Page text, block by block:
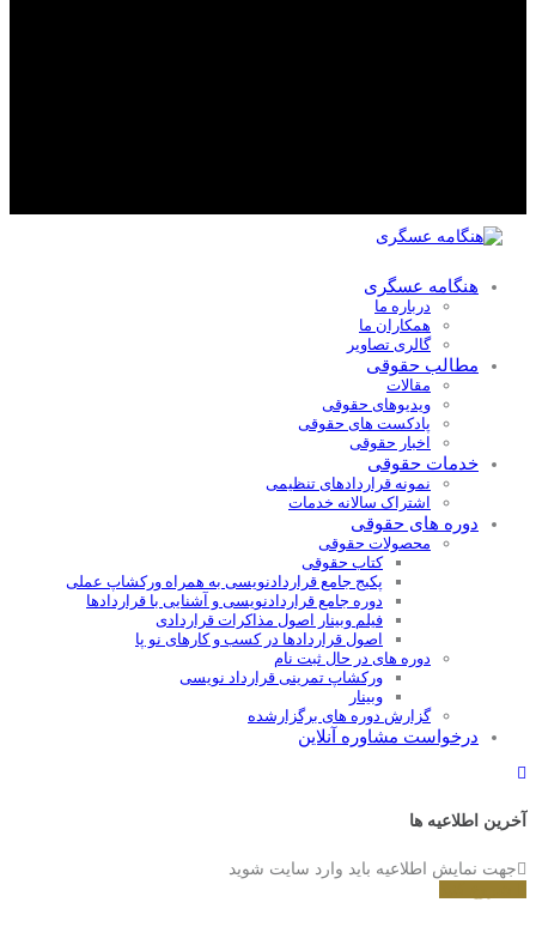
هنگامه عسگری
درباره ما
همکاران ما
گالری تصاویر
مطالب حقوقی
مقالات
ویدیوهای حقوقی
پادکست های حقوقی
اخبار حقوقی
خدمات حقوقی
نمونه قراردادهای تنظیمی
اشتراک سالانه خدمات
دوره های حقوقی
محصولات حقوقی
کتاب حقوقی
پکیج جامع قراردادنویسی به همراه ورکشاپ عملی
دوره جامع قراردادنويسی و آشنايی با قراردادها
فیلم وبینار اصول مذاکرات قراردادی
اصول قراردادها در کسب و کارهای نو پا
دوره های در حال ثبت نام
ورکشاپ تمرینی قرارداد نویسی
وبینار
گزارش دوره های برگزارشده
درخواست مشاوره آنلاین
آخرین اطلاعیه ها
جهت نمایش اطلاعیه باید وارد سایت شوید